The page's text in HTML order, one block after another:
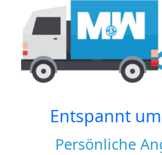
Entspannt
Persönliche